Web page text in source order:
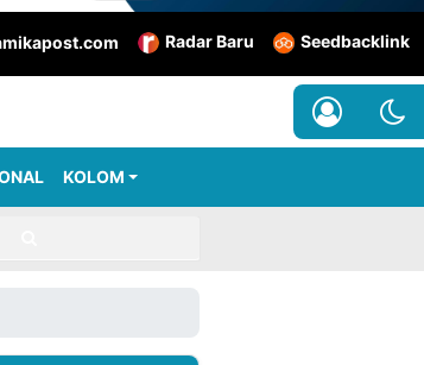
Radar Baru Seedbacklink
KOLOM